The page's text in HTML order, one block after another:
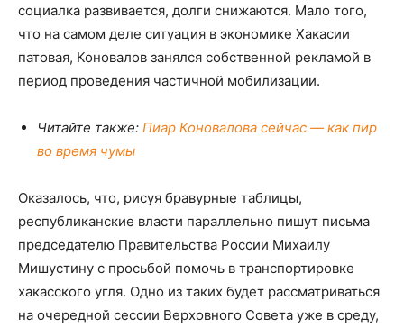
социалка развивается, долги снижаются. Мало того,
что на самом деле ситуация в экономике Хакасии
патовая, Коновалов занялся собственной рекламой в
период проведения частичной мобилизации.
Читайте также: Пиар Коновалова сейчас — как пир
во время чумы
Оказалось, что, рисуя бравурные таблицы,
республиканские власти параллельно пишут письма
председателю Правительства России Михаилу
Мишустину с просьбой помочь в транспортировке
хакасского угля. Одно из таких будет рассматриваться
на очередной сессии Верховного Совета уже в среду,